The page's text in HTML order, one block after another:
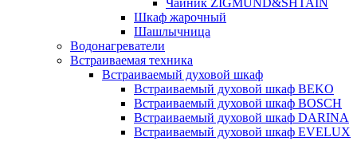
Чайник ZIGMUND&SHTAIN
Шкаф жарочный
Шашлычница
Водонагреватели
Встраиваемая техника
Встраиваемый духовой шкаф
Встраиваемый духовой шкаф BEKO
Встраиваемый духовой шкаф BOSCH
Встраиваемый духовой шкаф DARINA
Встраиваемый духовой шкаф EVELUX